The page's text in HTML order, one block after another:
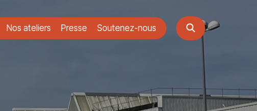
Nos ateliers Presse Soutenez-nous